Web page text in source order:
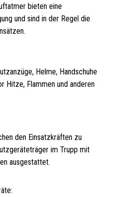
bieten eine
und sind in der Regel die
Helme, Handschuhe
Hitze, Flammen und anderen
den Einsatzkräften zu
im Trupp mit
ausgestattet.